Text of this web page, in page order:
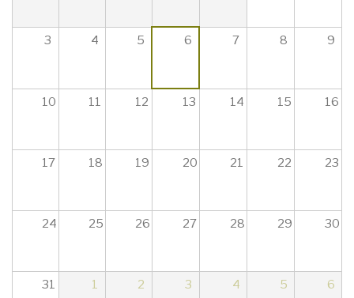
3 4 5 6 7 8 9
10 11 12 13 14 15 16
17 18 19 20 21 22 23
24 25 26 27 28 29 30
31 1 2 3 4 5 6